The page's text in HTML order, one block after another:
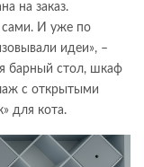
на заказ.
И уже по
идеи», –
барный стол, шкаф
с открытыми
для кота.